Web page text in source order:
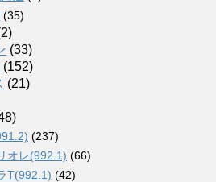
(35)
(33)
(152)
(21)
(237)
オレ(992.1) (66)
T(992.1) (42)